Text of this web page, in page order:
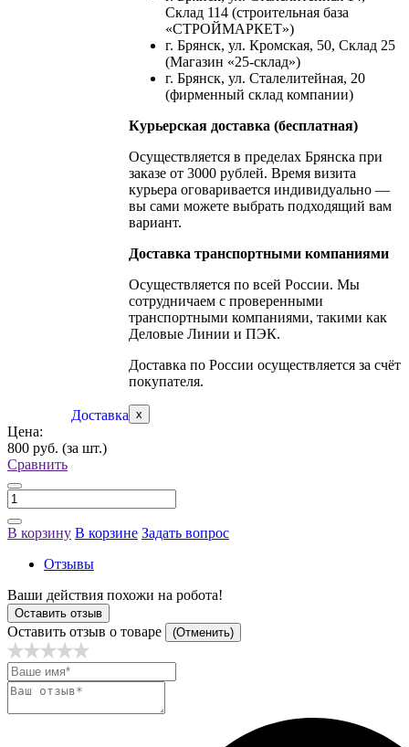
Доставка
Склад 114 (строительная база
«СТРОЙМАРКЕТ»)
г. Брянск, ул. Кромская, 50, Склад 25
(Магазин «25-склад»)
г. Брянск, ул. Сталелитейная, 20
(фирменный склад компании)
Курьерская доставка (бесплатная)
Осуществляется в пределах Брянска при
заказе от 3000 рублей. Время визита
курьера оговаривается индивидуально —
вы сами можете выбрать подходящий вам
вариант.
Доставка транспортными компаниями
Осуществляется по всей России. Мы
сотрудничаем с проверенными
транспортными компаниями, такими как
Деловые Линии и ПЭК.
Доставка по России осуществляется за счёт
покупателя.
x
Цена:
800 руб. (за шт.)
Сравнить
В корзину В корзине Задать вопрос
Отзывы
Ваши действия похожи на робота!
Оставить отзыв
Оставить отзыв о товаре (Отменить)